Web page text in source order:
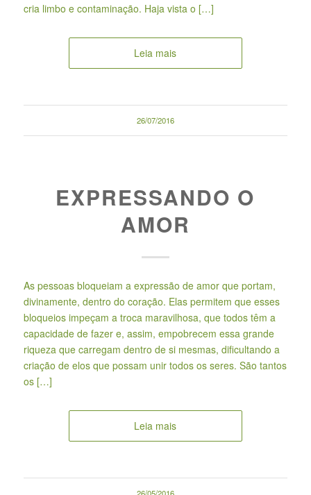
cria limbo e contaminação. Haja vista o […]
Leia mais
26/07/2016
EXPRESSANDO O
AMOR
As pessoas bloqueiam a expressão de amor que portam,
divinamente, dentro do coração. Elas permitem que esses
bloqueios impeçam a troca maravilhosa, que todos têm a
capacidade de fazer e, assim, empobrecem essa grande
riqueza que carregam dentro de si mesmas, dificultando a
criação de elos que possam unir todos os seres. São tantos
os […]
Leia mais
26/05/2016